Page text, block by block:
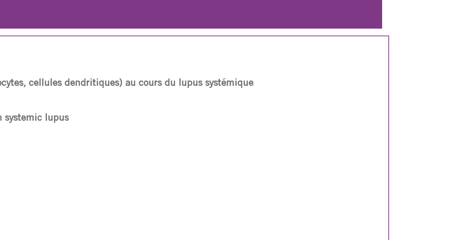
cellules dendritiques) au cours du lupus systémique
systemic lupus